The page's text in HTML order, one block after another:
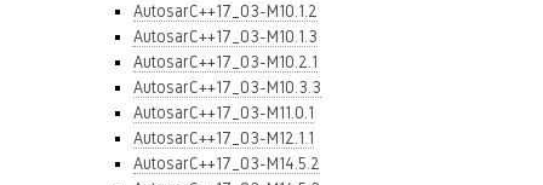
AutosarC++17_03-M10.1.2
AutosarC++17_03-M10.1.3
AutosarC++17_03-M10.2.1
AutosarC++17_03-M10.3.3
AutosarC++17_03-M11.0.1
AutosarC++17_03-M12.1.1
AutosarC++17_03-M14.5.2